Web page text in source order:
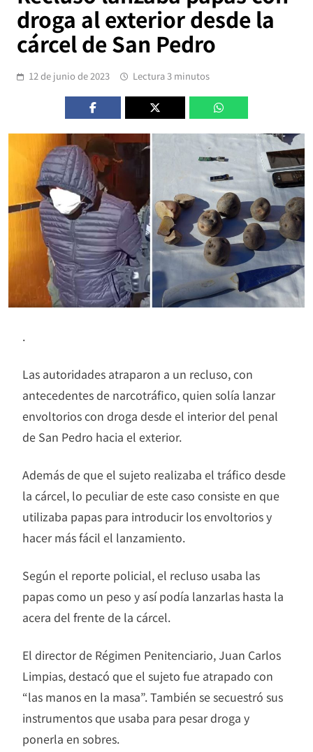
droga al exterior desde la
cárcel de San Pedro
12 de junio de 2023 Lectura 3 minutos
.
Las autoridades atraparon a un recluso, con
antecedentes de narcotráfico, quien solía lanzar
envoltorios con droga desde el interior del penal
de San Pedro hacia el exterior.
Además de que el sujeto realizaba el tráfico desde
la cárcel, lo peculiar de este caso consiste en que
utilizaba papas para introducir los envoltorios y
hacer más fácil el lanzamiento.
Según el reporte policial, el recluso usaba las
papas como un peso y así podía lanzarlas hasta la
acera del frente de la cárcel.
El director de Régimen Penitenciario, Juan Carlos
Limpias, destacó que el sujeto fue atrapado con
“las manos en la masa”. También se secuestró sus
instrumentos que usaba para pesar droga y
ponerla en sobres.